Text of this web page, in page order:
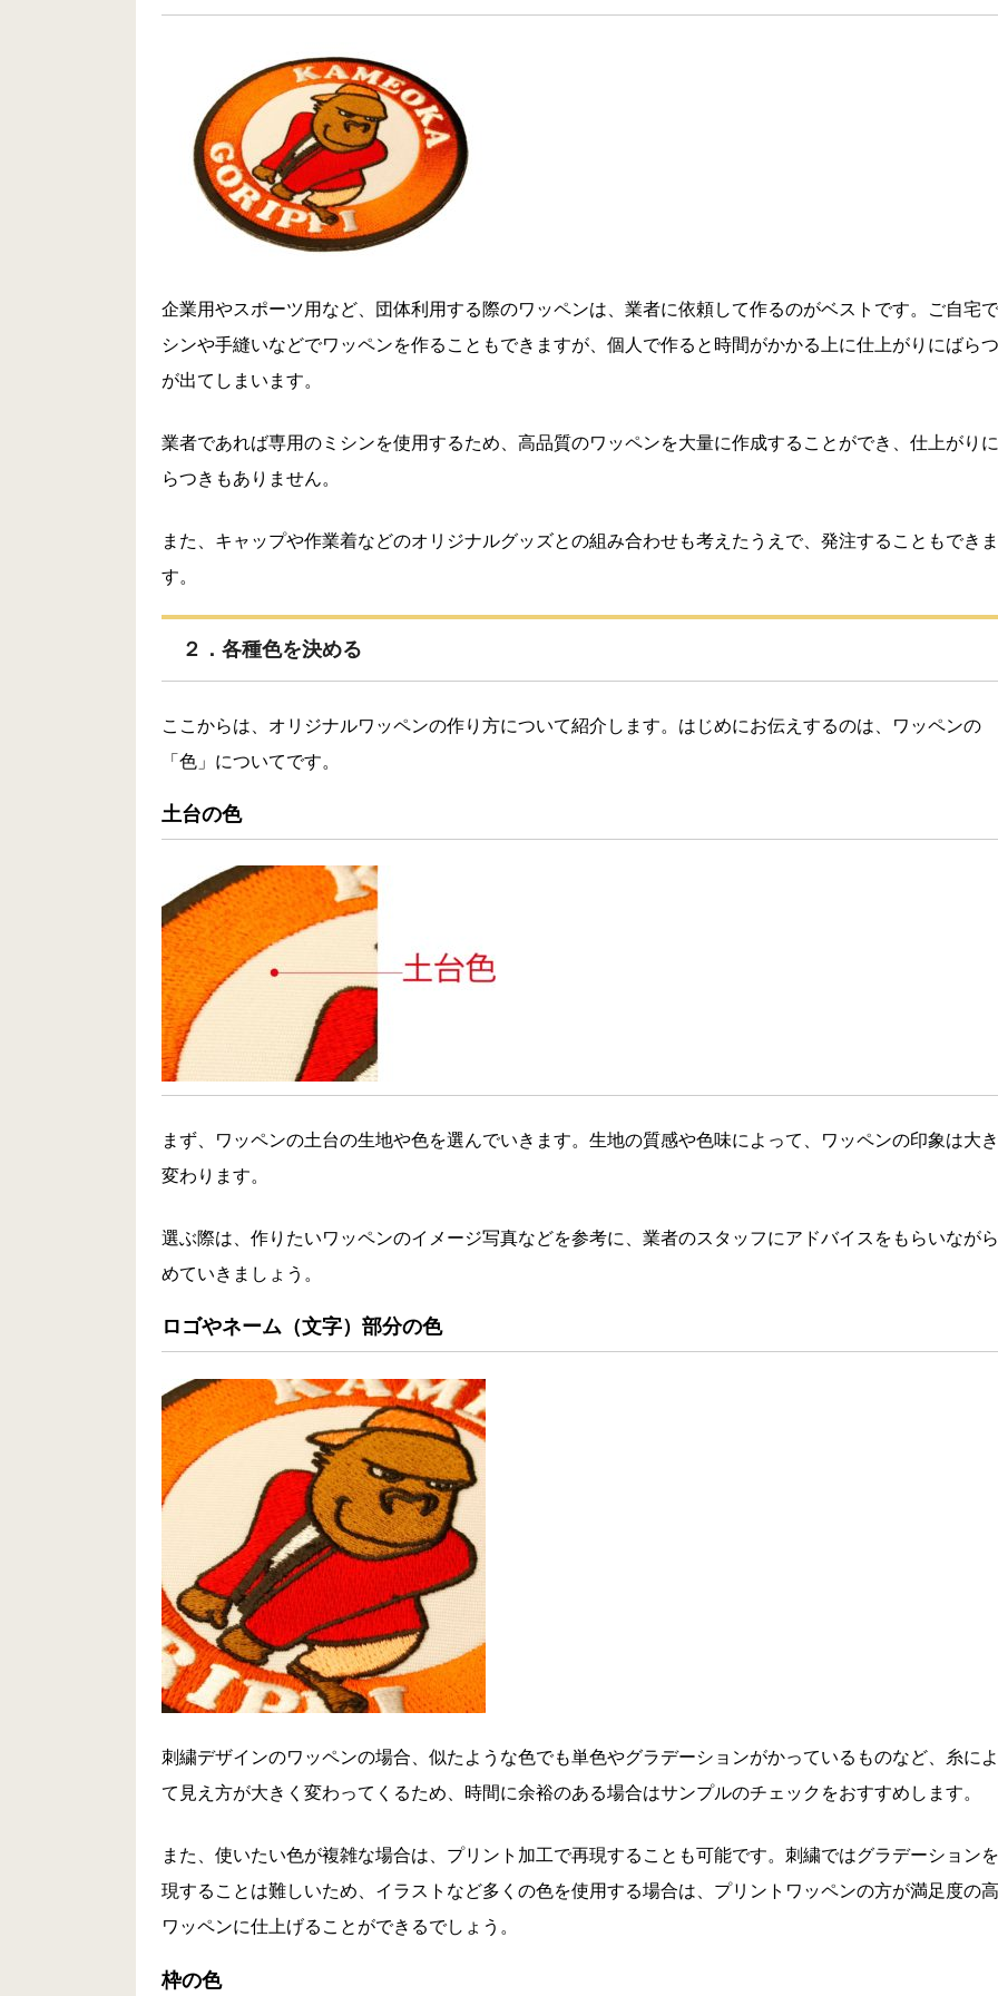
企業用やスポーツ用など、団体利用する際のワッペンは、業者に依頼して作るのがベストです。ご自宅
シンや手縫いなどでワッペンを作ることもできますが、個人で作ると時間がかかる上に仕上がりにばら
が出てしまいます。
業者であれば専用のミシンを使用するため、高品質のワッペンを大量に作成することができ、仕上がり
らつきもありません。
また、キャップや作業着などのオリジナルグッズとの組み合わせも考えたうえで、発注することもできま
す。
２．各種色を決める
ここからは、オリジナルワッペンの作り方について紹介します。はじめにお伝えするのは、ワッペンの
「色」についてです。
土台の色
まず、ワッペンの土台の生地や色を選んでいきます。生地の質感や色味によって、ワッペンの印象は大
変わります。
選ぶ際は、作りたいワッペンのイメージ写真などを参考に、業者のスタッフにアドバイスをもらいなが
めていきましょう。
ロゴやネーム（文字）部分の色
刺繍デザインのワッペンの場合、似たような色でも単色やグラデーションがかっているものなど、糸に
て見え方が大きく変わってくるため、時間に余裕のある場合はサンプルのチェックをおすすめします。
また、使いたい色が複雑な場合は、プリント加工で再現することも可能です。刺繍ではグラデーション
現することは難しいため、イラストなど多くの色を使用する場合は、プリントワッペンの方が満足度の
ワッペンに仕上げることができるでしょう。
枠の色